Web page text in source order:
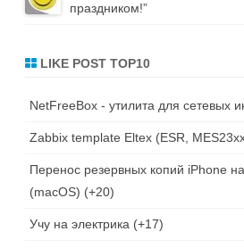
праздником!”
LIKE POST TOP10
NetFreeBox - утилита для сетевых
Zabbix template Eltex (ESR,
Перенос резервных копий iPhone
(macOS)
+20
Учу на электрика +17